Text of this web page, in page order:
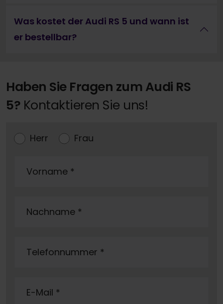
Was kostet der Audi RS 5 und wann ist
er bestellbar?
Haben Sie Fragen zum Audi RS
5? Kontaktieren Sie uns!
Herr Frau
Vorname *
Nachname *
Telefonnummer *
E-Mail *